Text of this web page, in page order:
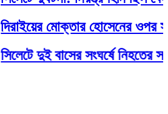
দিরাইয়ের মোক্তার হোসেনের ওপর
সিলেটে দুই বাসের সংঘর্ষে নিহতের